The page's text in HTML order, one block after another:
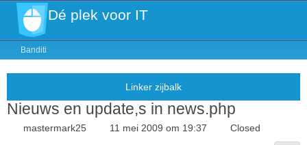
Dé plek voor IT
Banditi
Nieuws en update,s in news.php
mastermark25 11 mei 2009 om 19:37 Closed